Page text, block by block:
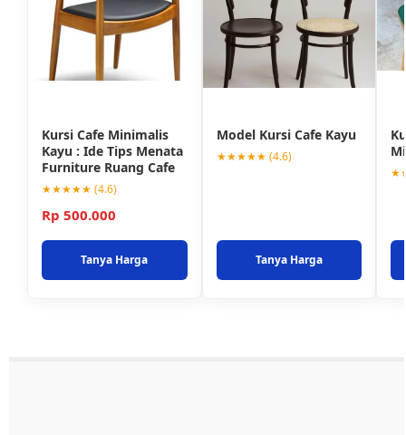
Kursi Cafe Minimalis
Kayu : Ide Tips Menata
Furniture Ruang Cafe
★★★★★ (4.6)
Rp 500.000
Tanya Harga
Model Kursi Cafe Kayu
★★★★★ (4.6)
Tanya Harga